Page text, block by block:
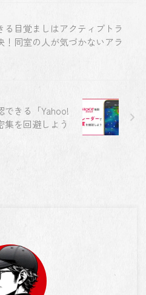
る目覚ましはアクティブトラ
！同室の人が気づかないアラ
できる「Yahoo!
を回避しよう